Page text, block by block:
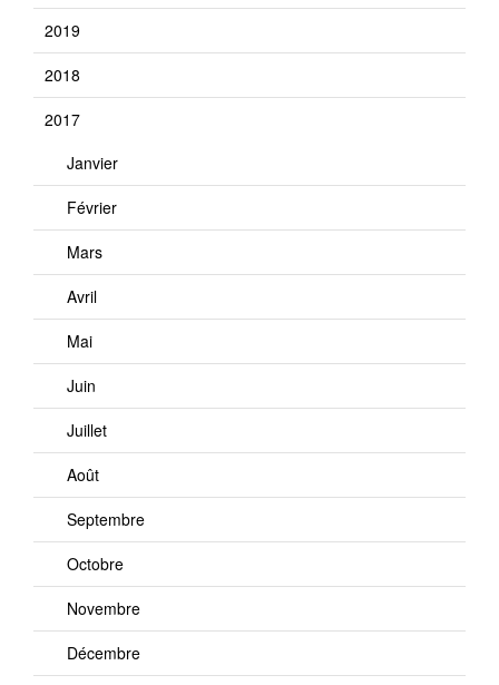
2019
2018
2017
Janvier
Février
Mars
Avril
Mai
Juin
Juillet
Août
Septembre
Octobre
Novembre
Décembre